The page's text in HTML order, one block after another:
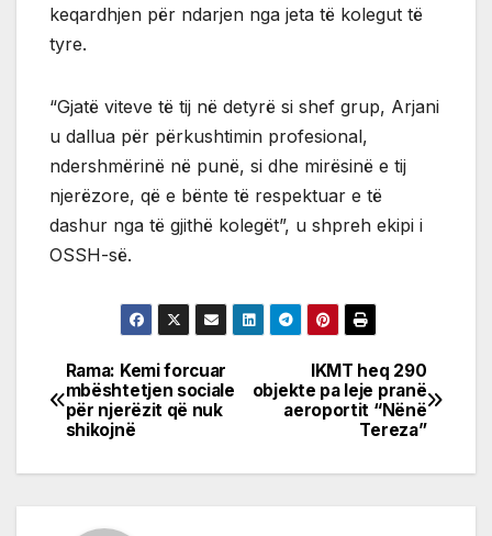
keqardhjen për ndarjen nga jeta të kolegut të
tyre.
“Gjatë viteve të tij në detyrë si shef grup, Arjani
u dallua për përkushtimin profesional,
ndershmërinë në punë, si dhe mirësinë e tij
njerëzore, që e bënte të respektuar e të
dashur nga të gjithë kolegët”, u shpreh ekipi i
OSSH-së.
Post
navigation
IKMT heq 290
objekte pa leje pranë
aeroportit “Nënë
Tereza”
Rama: Kemi forcuar
mbështetjen sociale
për njerëzit që nuk
shikojnë